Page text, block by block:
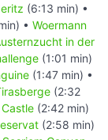
(6:13 min) •
• Woermann
in der
(1:01 min)
(1:47 min) •
(2:32
(2:42 min)
(2:58 min)